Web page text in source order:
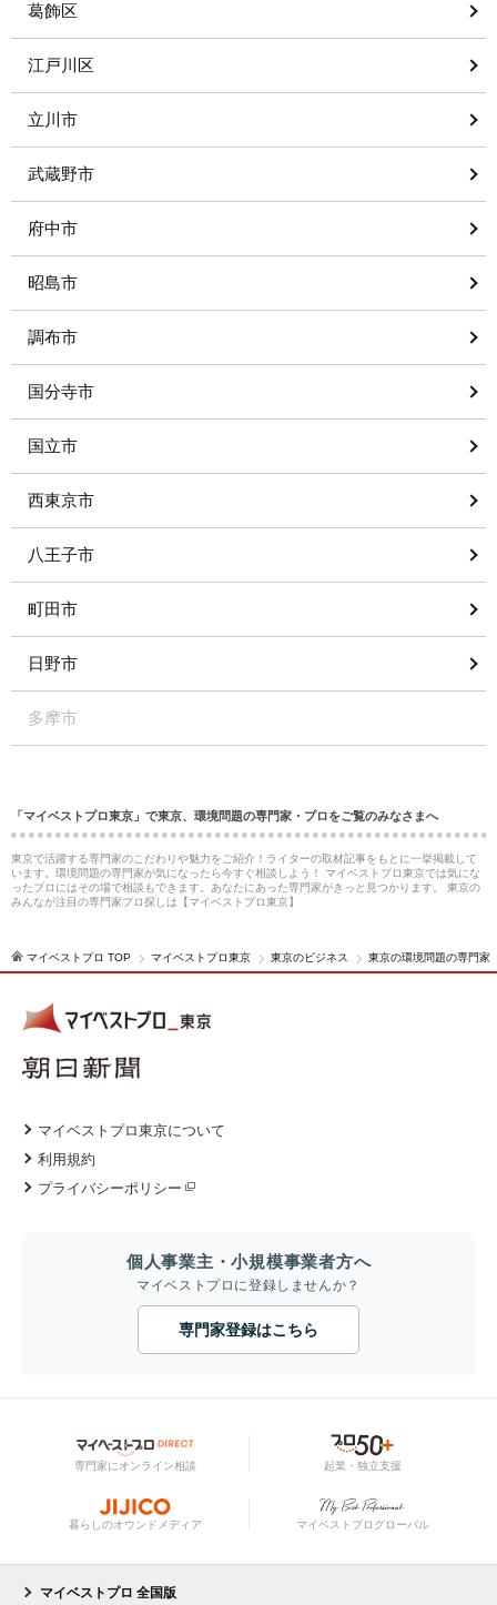
葛飾区
江戸川区
立川市
武蔵野市
府中市
昭島市
調布市
国分寺市
国立市
西東京市
八王子市
町田市
日野市
多摩市
「マイベストプロ東京」で東京、環境問題の専門家・プロをご覧のみなさまへ
東京で活躍する専門家のこだわりや魅力をご紹介！ライターの取材記事をもとに一挙掲載して
います。環境問題の専門家が気になったら今すぐ相談しよう！ マイベストプロ東京では気にな
ったプロにはその場で相談もできます。あなたにあった専門家がきっと見つかります。 東京の
みんなが注目の専門家プロ探しは【マイベストプロ東京】
マイベストプロ TOP マイベストプロ東京 東京のビジネス 東京の環境問題の専門家
マイベストプロ東京について
利用規約
プライバシーポリシー
個人事業主・小規模事業者方へ
マイベストプロに登録しませんか？
専門家登録はこちら
専門家にオンライン相談 起業・独立支援
暮らしのオウンドメディア マイベストプログローバル
マイベストプロ 全国版